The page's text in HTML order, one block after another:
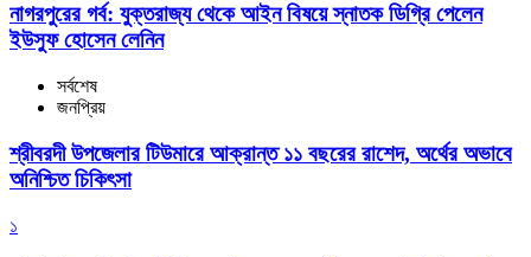
নাগরপুরের গর্ব: যুক্তরাজ্য থেকে আইন বিষয়ে স্নাতক ডিগ্রি পেলেন
ইউসুফ হোসেন লেনিন
সর্বশেষ
জনপ্রিয়
শ্রীবরদী উপজেলার টিউমারে আক্রান্ত ১১ বছরের রাশেদ, অর্থের অভাবে
অনিশ্চিত চিকিৎসা
১